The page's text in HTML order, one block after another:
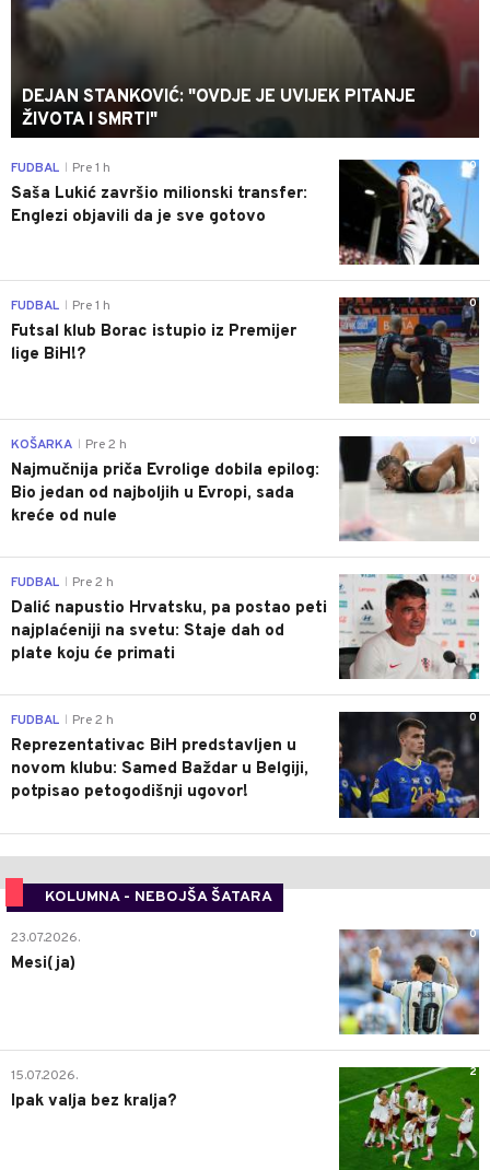
DEJAN STANKOVIĆ: "OVDJE JE UVIJEK PITANJE
ŽIVOTA I SMRTI"
0
FUDBAL Pre 1 h
Saša Lukić završio milionski transfer:
Englezi objavili da je sve gotovo
0
FUDBAL Pre 1 h
Futsal klub Borac istupio iz Premijer
lige BiH!?
0
KOŠARKA Pre 2 h
Najmučnija priča Evrolige dobila epilog:
Bio jedan od najboljih u Evropi, sada
kreće od nule
0
FUDBAL Pre 2 h
Dalić napustio Hrvatsku, pa postao peti
najplaćeniji na svetu: Staje dah od
plate koju će primati
0
FUDBAL Pre 2 h
Reprezentativac BiH predstavljen u
novom klubu: Samed Baždar u Belgiji,
potpisao petogodišnji ugovor!
KOLUMNA - NEBOJŠA ŠATARA
0
23.07.2026.
Mesi(ja)
2
15.07.2026.
Ipak valja bez kralja?